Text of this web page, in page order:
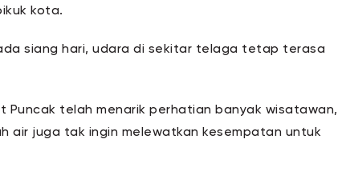
kota.
siang hari, udara di sekitar telaga tetap terasa
Puncak telah menarik perhatian banyak wisatawan,
air juga tak ingin melewatkan kesempatan untuk